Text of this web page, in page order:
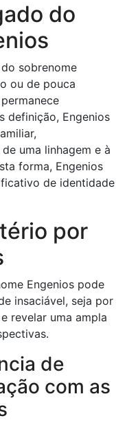
do
sobrenome
ou de pouca
definição, Engenios
uma linhagem e à
forma, Engenios
de identidade
por
Engenios pode
insaciável, seja por
revelar uma ampla
de
com as